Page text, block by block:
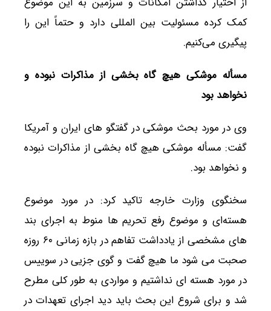
کمک کرده مسئولیت بین المللی دارد و حتماً این را
پیگیری می‌کنیم.
مسأله موشکی هیچ گاه بخشی از مذاکرات نبوده و
نخواهد بود
وی در مورد بحث موشکی در گفتگو های ایران و آمریکا
گفت: مسأله موشکی هیچ گاه بخشی از مذاکرات نبوده
و نخواهد بود.
سخنگوی وزارت خارجه تاکید کرد: در مورد موضوع
هسته‌ای و موضوع رفع تحریم ها منوط به اجرای بند
های مشخصی از یادداشت تفاهم در بازه زمانی ۶۰ روزه
صحبت می شود ما هیچ گفت و گوی جزیی در سوییس
در مورد هسته ای نداشتیم و مواردی به طور کلی مطرح
شد و برای شروع این بحث باید دید اجرای تعهدات در